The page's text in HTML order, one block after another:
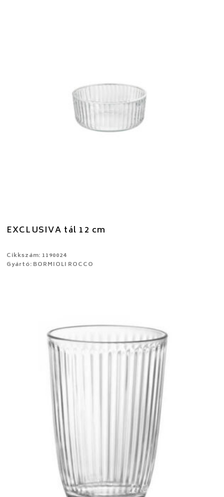
EXCLUSIVA tál 12 cm
Cikkszám: 1190024
Gyártó: BORMIOLI ROCCO